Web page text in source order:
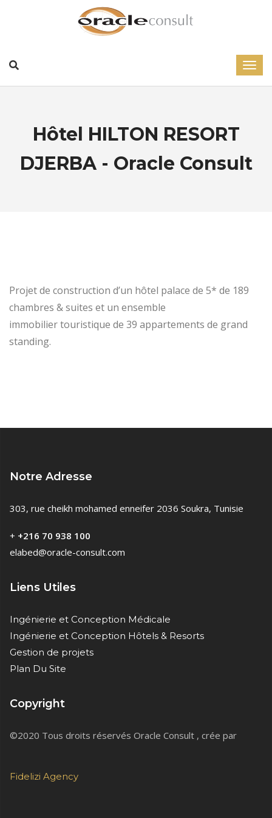
Hôtel HILTON RESORT
DJERBA - Oracle Consult
Projet de construction d’un hôtel palace de 5* de 189
chambres & suites et un ensemble
immobilier touristique de 39 appartements de grand
standing.
Notre Adresse
303, rue cheikh mohamed enneifer 2036 Soukra, Tunisie
+ +216 70 938 100
elabed@oracle-consult.com
Liens Utiles
Ingénierie et Conception Médicale
Ingénierie et Conception Hôtels & Resorts
Gestion de projets
Plan Du Site
Copyright
©2020 Tous droits réservés Oracle Consult , crée par
Fidelizi Agency